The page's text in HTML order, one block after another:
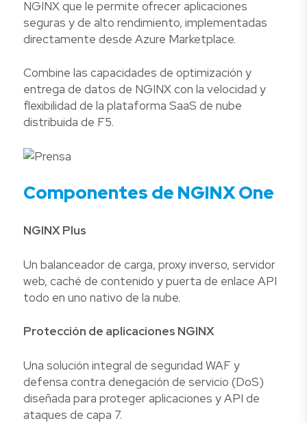
NGINX que le permite ofrecer aplicaciones
seguras y de alto rendimiento, implementadas
directamente desde Azure Marketplace.
Combine las capacidades de optimización y
entrega de datos de NGINX con la velocidad y
flexibilidad de la plataforma SaaS de nube
distribuida de F5.
Componentes de NGINX One
NGINX Plus
Un balanceador de carga, proxy inverso, servidor
web, caché de contenido y puerta de enlace API
todo en uno nativo de la nube.
Protección de aplicaciones NGINX
Una solución integral de seguridad WAF y
defensa contra denegación de servicio (DoS)
diseñada para proteger aplicaciones y API de
ataques de capa 7.